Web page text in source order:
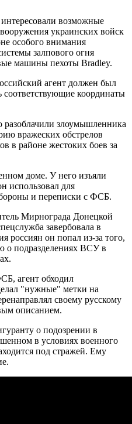
возможные
украинских войск
особого внимания
залпового огня
машины пехоты Bradley.
агент должен был
соответствующие координаты
злоумышленника
вражеских обстрелов
в районе жестоких боев за
доме. У него изъяли
использовал для
и переписки с ФСБ.
Мирнограда Донецкой
завербовала в
россиян он попал из-за того,
о подразделениях ВСУ в
агент обходил
"нужные" метки на
своему русскому
описанием.
о подозрении в
в условиях военного
под стражей. Ему